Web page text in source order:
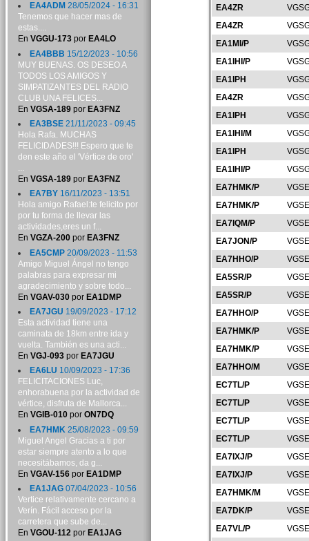
EA4ZR
EA4ZR
EA1MI/P
EA1IHI/P
EA1IPH
EA4ZR
EA1IPH
EA1IHI/M
EA1IPH
EA1IHI/P
EA7HMK/P
EA7HMK/P
EA7IQM/P
EA7JON/P
EA7HHO/P
EA5SR/P
EA5SR/P
EA7HHO/P
EA7HMK/P
EA7HMK/P
EA7HHO/M
EC7TL/P
EC7TL/P
EC7TL/P
EC7TL/P
EA7IXJ/P
EA7IXJ/P
EA7HMK/M
EA7DK/P
EA7VL/P
EA4ADM 28/05/2024 - 16:31
Tenemos que hacer mas de
estas....
En VGGU-173por EA4LO
EA4BBB 15/12/2023 - 10:56
MUY BUENAS. OS DESEO A
TODOS LOS AMIGOS Y
SIMPATIZANTES DEL RADIO
CLUB UNA FELICES...
En VGSA-189por EA3FNZ
EA3BSE21/11/2023 - 09:45
Hola Rafa. MUCHAS
FELICIDADES!!! Espero que te
den este año el 'Vértice de oro'
...
En VGSA-189por EA3FNZ
EA7BY16/11/2023 - 13:51
Hola amigo Rafael:te felicito por
por tu forma de llevar las
actividades,eres un f...
En VGZA-200por EA3FNZ
EA5CMP20/09/2023 - 11:53
Amigo Miguel Ángel no tengo
palabras para expresar mi
agradecimiento y sobre todo...
En VGAV-030por EA1DMP
EA7JGU 19/09/2023 - 17:12
Esta actividad tiene una
caminata de 18km entre ida y
vuelta. También es una acti...
En VGJ-093por EA7JGU
EA6LU 10/09/2023 - 17:36
FELICITACIONES Luc,
enhorabuena por la actividad de
vértice, disfruta de Mallorca...
En VGIB-010por ON7DQ
EA7HMK 25/08/2023 - 09:59
Miguel Angel Gracias a ti por
estar siempre atento a lo que
necesitábamos, da g...
En VGAV-156por EA1DMP
EA1JAG07/04/2023 - 10:56
Vertice relativamente cercano a
Verín. Fácil acceso por la
carretera que sube de...
En VGOU-112por EA1JAG